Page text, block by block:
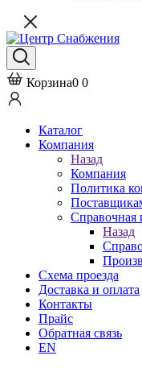
Корзина0 0
Каталог
Компания
Назад
Компания
Политика
Справочная
Назад
Схема проезда
Доставка и оплата
Контакты
Прайс
Обратная связь
EN